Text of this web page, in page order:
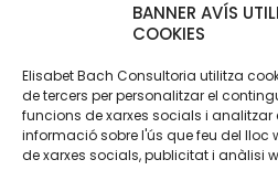
BANNER AVÍS
COOKIES
Elisabet Bach Consultoria utilitza
de tercers per personalitzar el
funcions de xarxes socials i analitzar
informació sobre l'ús que feu del lloc
de xarxes socials, publicitat i anàlisi